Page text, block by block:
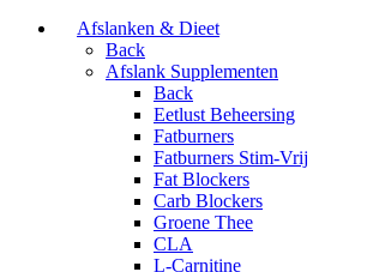
Afslanken & Dieet
Back
Afslank Supplementen
Back
Eetlust Beheersing
Fatburners
Fatburners Stim-Vrij
Fat Blockers
Carb Blockers
Groene Thee
CLA
L-Carnitine